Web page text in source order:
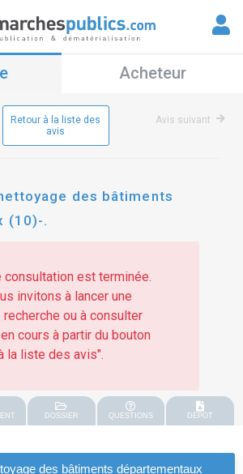
Acheteur
Retour à la liste des
avis
Avis suivant
des bâtiments
(10)-.
est terminée.
invitons à lancer une
ou à consulter
cours à partir du bouton
la liste des avis".
DOSSIER QUESTIONS DEPOT
des bâtiments départementaux